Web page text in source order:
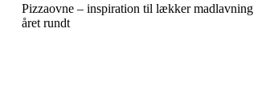
Pizzaovne – inspiration til lækker madlavning
året rundt